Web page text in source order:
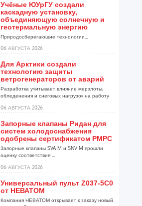
Учёные ЮУрГУ создали
каскадную установку,
объединяющую солнечную и
геотермальную энергию
Природосберегающие технологии...
06 АВГУСТА 2026
Для Арктики создали
технологию защиты
ветрогенераторов от аварий
Разработка учитывает влияние мерзлоты,
обледенения и снеговых нагрузок на работу
06 АВГУСТА 2026
Запорные клапаны Ридан для
систем холодоснабжения
одобрены сертификатом РМРС
Запорные клапаны SVA M и SNV M прошли
оценку соответствия ...
06 АВГУСТА 2026
Универсальный пульт Z037-5C0
от НЕВАТОМ
Компания НЕВАТОМ открывает к заказу новый